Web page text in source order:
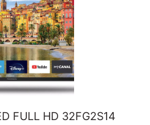
FULL HD 32FG2S14